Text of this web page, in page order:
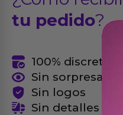
tu pedido?
100% discreto
Sin sorpresas
Sin logos
Sin detalles